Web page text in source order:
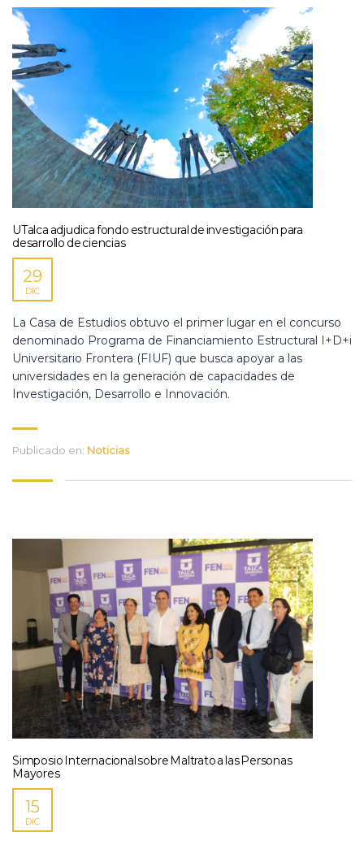
UTalca adjudica fondo estructural de investigación para
desarrollo de ciencias
29
DIC
La Casa de Estudios obtuvo el primer lugar en el concurso
denominado Programa de Financiamiento Estructural I+D+i
Universitario Frontera (FIUF) que busca apoyar a las
universidades en la generación de capacidades de
Investigación, Desarrollo e Innovación.
Publicado en: Noticias
Simposio Internacional sobre Maltrato a las Personas
Mayores
15
DIC